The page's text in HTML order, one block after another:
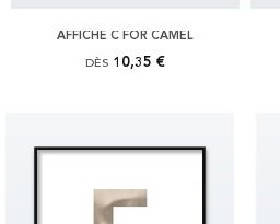
AFFICHE C FOR CAMEL
DÈS 10,35 €